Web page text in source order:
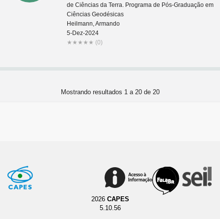
de Ciências da Terra. Programa de Pós-Graduação em
Ciências Geodésicas
Heilmann, Armando
5-Dez-2024
★ ★ ★ ★ ★ (0)
Mostrando resultados 1 a 20 de 20
2026 CAPES
5.10.56